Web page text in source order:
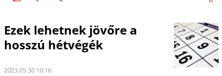
Ezek lehetnek jövőre a
hosszú hétvégék
2023.05.30 10:16